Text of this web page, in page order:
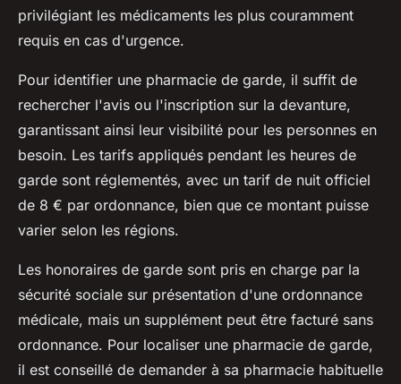
privilégiant les médicaments les plus couramment
requis en cas d'urgence.
Pour identifier une pharmacie de garde, il suffit de
rechercher l'avis ou l'inscription sur la devanture,
garantissant ainsi leur visibilité pour les personnes en
besoin. Les tarifs appliqués pendant les heures de
garde sont réglementés, avec un tarif de nuit officiel
de 8 € par ordonnance, bien que ce montant puisse
varier selon les régions.
Les honoraires de garde sont pris en charge par la
sécurité sociale sur présentation d'une ordonnance
médicale, mais un supplément peut être facturé sans
ordonnance. Pour localiser une pharmacie de garde,
il est conseillé de demander à sa pharmacie habituelle